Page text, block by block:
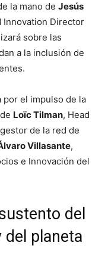
la mano de Jesús
Innovation Director
sobre las
a la inclusión de
por el impulso de la
Loïc Tilman, Head
de la red de
Villasante,
e Innovación del
del
planeta